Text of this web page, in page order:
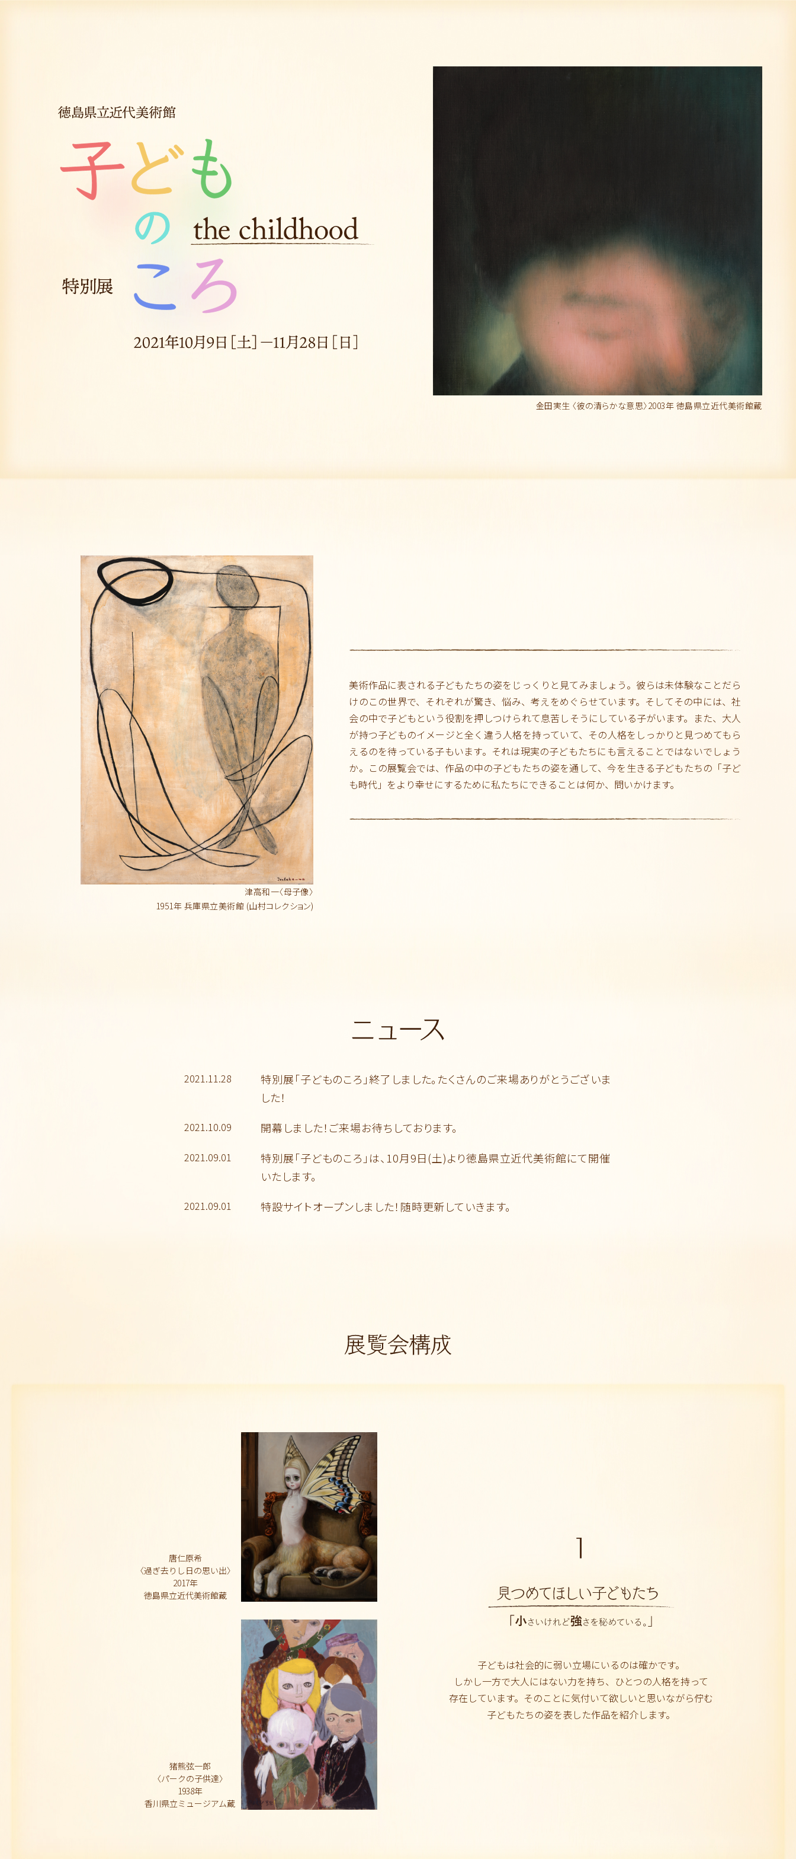
金田実生 〈彼の清らかな意思〉2003年 徳島県立近代美術館蔵
津高和一〈母子像〉
1951年 兵庫県立美術館 (山村コレクション)
美術作品に表される子どもたちの姿をじっくりと見てみましょう。彼らは未体験なことだら
けのこの世界で、それぞれが驚き、悩み、考えをめぐらせています。そしてその中には、社
会の中で子どもという役割を押しつけられて息苦しそうにしている子がいます。また、大人
が持つ子どものイメージと全く違う人格を持っていて、その人格をしっかりと見つめてもら
えるのを待っている子もいます。それは現実の子どもたちにも言えることではないでしょう
か。この展覧会では、作品の中の子どもたちの姿を通して、今を生きる子どもたちの「子ど
も時代」をより幸せにするために私たちにできることは何か、問いかけます。
2021.11.28
特別展「子どものころ」終了しました。たくさんのご来場ありがとうございま
した！
2021.10.09 開幕しました！ご来場お待ちしております。
2021.09.01
特別展「子どものころ」は、10月9日(土)より徳島県立近代美術館にて開催
いたします。
2021.09.01 特設サイトオープンしました！随時更新していきます。
唐仁原希
〈過ぎ去りし日の思い出〉
2017年
徳島県立近代美術館蔵
猪熊弦一郎
〈パークの子供達〉
1938年
香川県立ミュージアム蔵
子どもは社会的に弱い立場にいるのは確かです。
しかし一方で大人にはない力を持ち、ひとつの人格を持って
存在しています。そのことに気付いて欲しいと思いながら佇む
子どもたちの姿を表した作品を紹介します。